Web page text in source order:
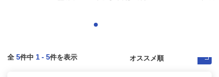
全 5件中 1 - 5件を表示